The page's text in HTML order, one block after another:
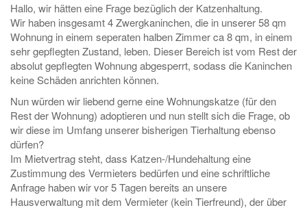
Hallo, wir hätten eine Frage bezüglich der Katzenhaltung.
Wir haben insgesamt 4 Zwergkaninchen, die in unserer 58 qm
Wohnung in einem seperaten halben Zimmer ca 8 qm, in einem
sehr gepflegten Zustand, leben. Dieser Bereich ist vom Rest der
absolut gepflegten Wohnung abgesperrt, sodass die Kaninchen
keine Schäden anrichten können.
Nun würden wir liebend gerne eine Wohnungskatze (für den
Rest der Wohnung) adoptieren und nun stellt sich die Frage, ob
wir diese im Umfang unserer bisherigen Tierhaltung ebenso
dürfen?
Im Mietvertrag steht, dass Katzen-/Hundehaltung eine
Zustimmung des Vermieters bedürfen und eine schriftliche
Anfrage haben wir vor 5 Tagen bereits an unsere
Hausverwaltung mit dem Vermieter (kein Tierfreund), der über